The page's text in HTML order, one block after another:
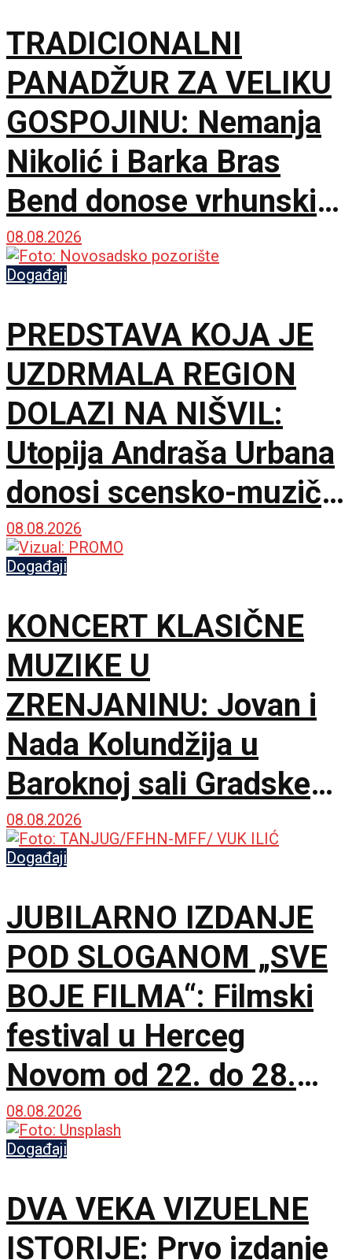
TRADICIONALNI
PANADŽUR ZA VELIKU
GOSPOJINU: Nemanja
Nikolić i Barka Bras
Bend donose vrhunski
provod u Jalovik Izvor
08.08.2026
Događaji
PREDSTAVA KOJA JE
UZDRMALA REGION
DOLAZI NA NIŠVIL:
Utopija Andraša Urbana
donosi scensko-muzički
šok za bolji život
08.08.2026
Događaji
KONCERT KLASIČNE
MUZIKE U
ZRENJANINU: Jovan i
Nada Kolundžija u
Baroknoj sali Gradske
kuće
08.08.2026
Događaji
JUBILARNO IZDANJE
POD SLOGANOM „SVE
BOJE FILMA“: Filmski
festival u Herceg
Novom od 22. do 28.
avgusta
08.08.2026
Događaji
DVA VEKA VIZUELNE
ISTORIJE: Prvo izdanje